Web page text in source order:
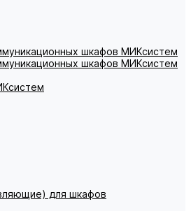
шкафов МИКсистем
шкафов МИКсистем
для шкафов